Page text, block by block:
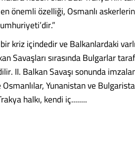
önemli özelliği, Osmanlı
kriz içindedir ve Balkanlardaki
Savaşları sırasında Bulgarlar
II. Balkan Savaşı sonunda
Yunanistan ve
halkı, kendi iç........